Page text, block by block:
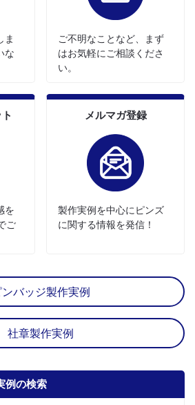
ンバッジ製作実例
社章製作実例
例の検索
ま
な
ご不明なことなど、まず
はお気軽にご相談くださ
い。
を
ご
メルマガ登録
製作実例を中心にピンズ
に関する情報を発信！